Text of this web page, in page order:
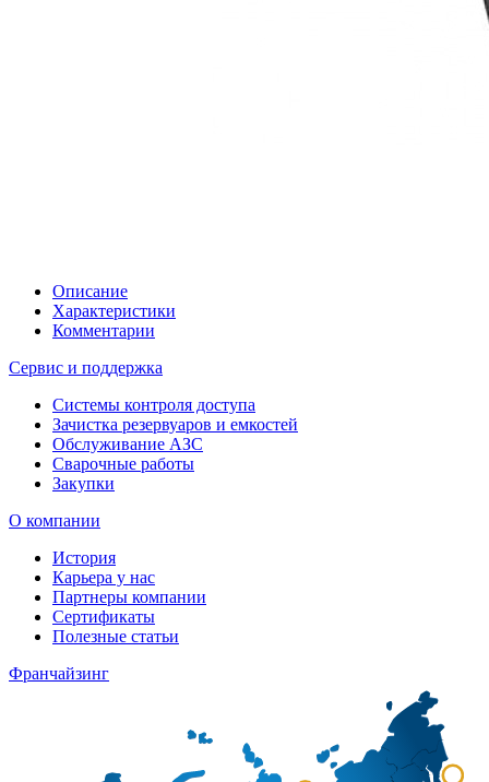
Описание
Характеристики
Комментарии
Сервис и поддержка
Системы контроля доступа
Зачистка резервуаров и емкостей
Обслуживание АЗС
Сварочные работы
Закупки
О компании
История
Карьера у нас
Партнеры компании
Сертификаты
Полезные статьи
Франчайзинг